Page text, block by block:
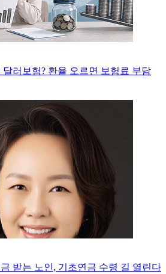
달러보험? 환율 오르면 보험료 부담
받는 노인, 기초연금 수령 길 열린다